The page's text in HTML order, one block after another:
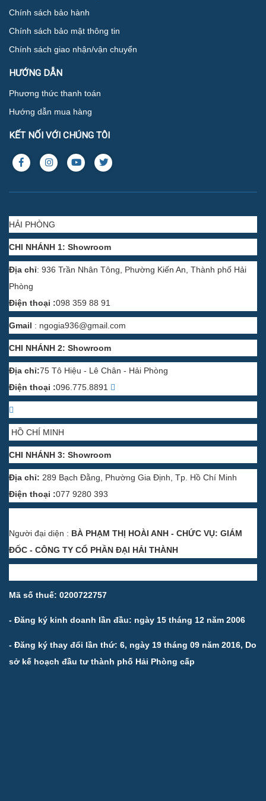
Chính sách bảo hành
Chính sách bảo mật thông tin
Chính sách giao nhận/vận chuyển
HƯỚNG DẪN
Phương thức thanh toán
Hướng dẫn mua hàng
KẾT NỐI VỚI CHÚNG TÔI
HẢI PHÒNG
CHI NHÁNH 1: Showroom
Địa chỉ: 936 Trần Nhân Tông, Phường Kiến An, Thành phố Hải
Phòng
Điện thoại :098 359 88 91
Gmail : ngogia936@gmail.com
CHI NHÁNH 2: Showroom
Địa chỉ:75 Tô Hiệu - Lê Chân - Hải Phòng
Điện thoại :096.775.8891
HỒ CHÍ MINH
CHI NHÁNH 3: Showroom
Địa chỉ: 289 Bạch Đằng, Phường Gia Định, Tp. Hồ Chí Minh
Điện thoại :077 9280 393
Người đại diện : BÀ PHẠM THỊ HOÀI ANH - CHỨC VỤ: GIÁM
ĐỐC - CÔNG TY CỔ PHẦN ĐẠI HẢI THÀNH
Mã số thuế: 0200722757
- Đăng ký kinh doanh lần đầu: ngày 15 tháng 12 năm 2006
- Đăng ký thay đổi lần thứ: 6, ngày 19 tháng 09 năm 2016, Do
sở kế hoạch đầu tư thành phố Hải Phòng cấp